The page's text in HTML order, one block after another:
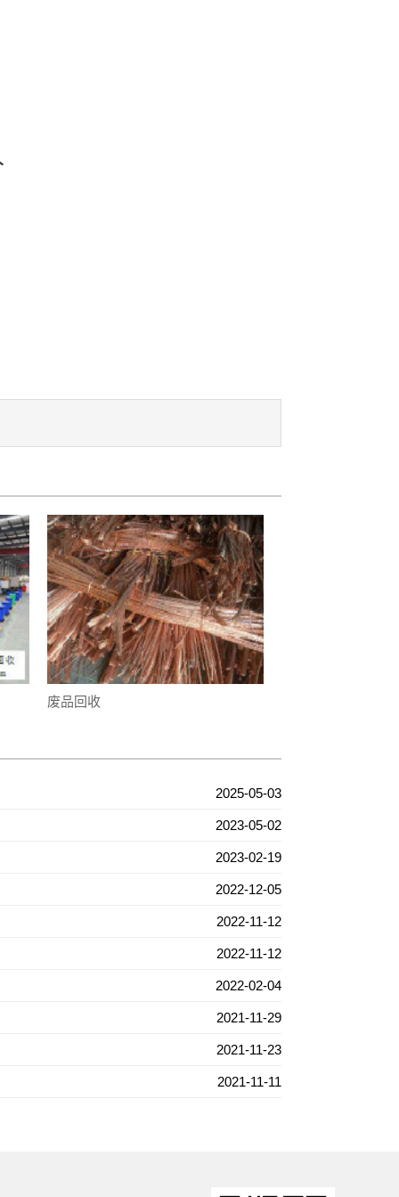
废品回收
2025-05-03
2023-05-02
2023-02-19
2022-12-05
2022-11-12
2022-11-12
2022-02-04
2021-11-29
2021-11-23
2021-11-11